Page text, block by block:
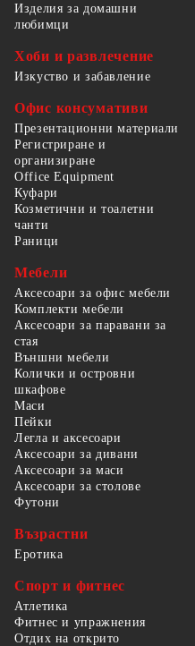
Изделия за домашни
любимци
Хоби и развлечение
Изкуство и забавление
Офис консумативи
Презентационни материали
Регистриране и
организиране
Office Equipment
Куфари
Козметични и тоалетни
чанти
Раници
Мебели
Аксесоари за офис мебели
Комплекти мебели
Аксесоари за паравани за
стая
Външни мебели
Колички и островни
шкафове
Маси
Пейки
Легла и аксесоари
Аксесоари за дивани
Аксесоари за маси
Аксесоари за столове
Футони
Възрастни
Еротика
Спорт и фитнес
Атлетика
Фитнес и упражнения
Отдих на открито